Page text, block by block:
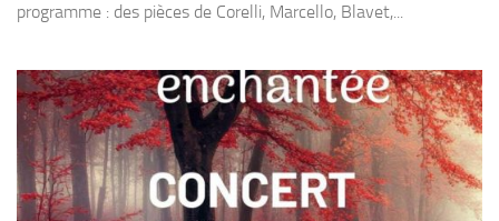
programme : des pièces de Corelli, Marcello, Blavet,...